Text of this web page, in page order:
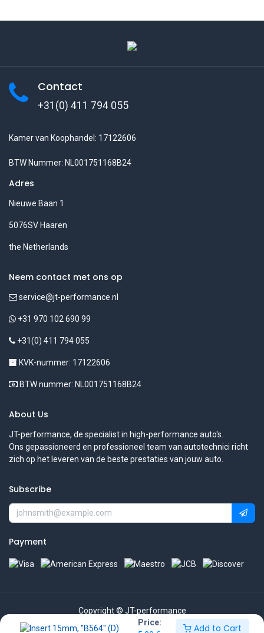
Price:
Add to Cart
Contact
+31(0) 411 794 055
Kamer van Koophandel: 17122606
BTW Nummer: NL001751168B24
Adres
Nieuwe Baan 1
5076SV Haaren
the Netherlands
Neem contact met ons op
service@jt-performance.nl
+31 970 102 690 99
+31(0) 411 794 055
KVK-nummer: 17122606
BTW nummer: NL001751168B24
About Us
JT-performance, de specialist in high-performance auto's.
Ons gepassioneerd en professioneel team van autotechnici richt
zich op het leveren van de beste prestaties van jouw auto.
Subscribe
Payment
Copyright © JT-performance